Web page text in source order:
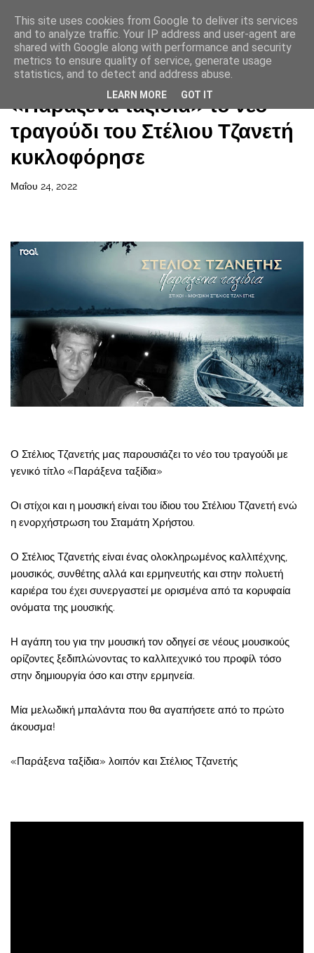
Αρχική σελίδα
«Παράξενα ταξίδια» το νέο
τραγούδι του Στέλιου Τζανετή
κυκλοφόρησε
Μαΐου 24, 2022
Ο Στέλιος Τζανετής μας παρουσιάζει το νέο του τραγούδι με
γενικό τίτλο «Παράξενα ταξίδια»
Οι στίχοι και η μουσική είναι του ίδιου του Στέλιου Τζανετή ενώ
η ενορχήστρωση του Σταμάτη Χρήστου.
Ο Στέλιος Τζανετής είναι ένας ολοκληρωμένος καλλιτέχνης,
μουσικός, συνθέτης αλλά και ερμηνευτής και στην πολυετή
καριέρα του έχει συνεργαστεί με ορισμένα από τα κορυφαία
ονόματα της μουσικής.
Η αγάπη του για την μουσική τον οδηγεί σε νέους μουσικούς
ορίζοντες ξεδιπλώνοντας το καλλιτεχνικό του προφίλ τόσο
στην δημιουργία όσο και στην ερμηνεία.
Μία μελωδική μπαλάντα που θα αγαπήσετε από το πρώτο
άκουσμα!
«Παράξενα ταξίδια» λοιπόν και Στέλιος Τζανετής
This site uses cookies from Google to deliver its services
and to analyze traffic. Your IP address and user-agent are
shared with Google along with performance and security
metrics to ensure quality of service, generate usage
statistics, and to detect and address abuse.
LEARN MORE GOT IT